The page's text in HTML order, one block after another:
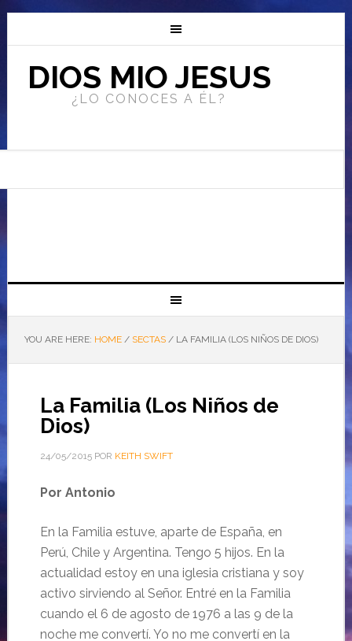
DIOS MIO JESUS
¿LO CONOCES A ÉL?
YOU ARE HERE: HOME / SECTAS /LA FAMILIA (LOS NIÑOS DE DIOS)
La Familia (Los Niños de
Dios)
24/05/2015POR KEITH SWIFT
Por Antonio
En la Familia estuve, aparte de España, en
Perú, Chile y Argentina. Tengo 5 hijos. En la
actualidad estoy en una iglesia cristiana y soy
activo sirviendo al Señor. Entré en la Familia
cuando el 6 de agosto de 1976 a las 9 de la
noche me convertí. Yo no me convertí en la